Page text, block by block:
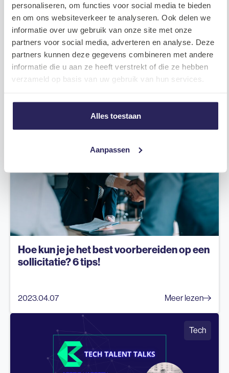
personaliseren, om functies voor social media te bieden
en om ons websiteverkeer te analyseren. Ook delen we
informatie over uw gebruik van onze site met onze
partners voor social media, adverteren en analyse. Deze
partners kunnen deze gegevens combineren met andere
informatie die u aan ze heeft verstrekt of die ze hebben
verzameld op basis van uw gebruik van hun services.
Alles toestaan
Aanpassen
Delen LinkedIn
Lees meer Bekijk alle
Hoe kun je je het best voorbereiden op een
sollicitatie? 6 tips!
2023.04.07 Meer lezen
Tech